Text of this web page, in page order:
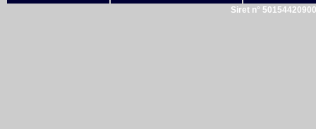
Siret n°